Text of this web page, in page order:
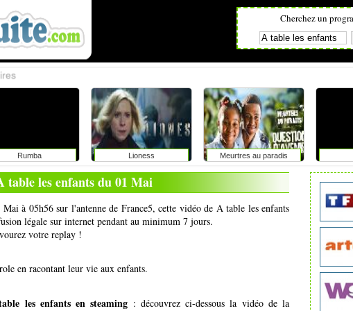
Cherchez un
Rumba Lioness Meurtres au paradis
table les enfants du 01 Mai
à 05h56 sur l'antenne de France5, cette vidéo de A table les enfants
légale sur internet pendant au minimum 7 jours.
votre replay !
en racontant leur vie aux enfants.
les enfants en steaming : découvrez ci-dessous la vidéo de la